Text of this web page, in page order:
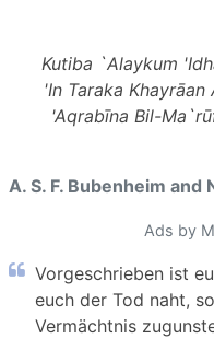
Kutiba `Alaykum
'In Taraka
'Aqrabīna Bil-
A. S. F. Bubenheim and
Ads by
Vorgeschrieben ist
euch der Tod naht,
Vermächtnis